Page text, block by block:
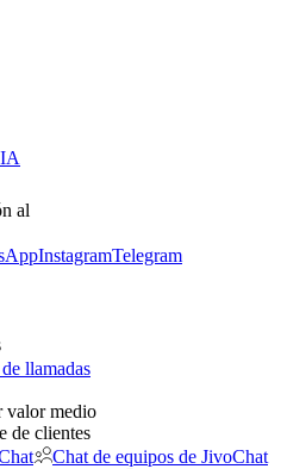
al
InstagramTelegram
llamadas
valor medio
de clientes
Chat de equipos de JivoChat